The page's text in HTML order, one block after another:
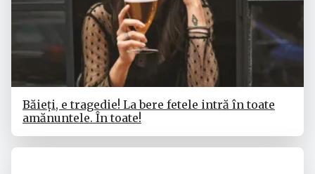
Băieți, e tragedie! La bere fetele intră în toate
amănuntele. În toate!